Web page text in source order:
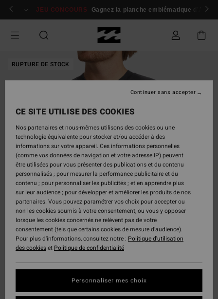
Passer
Se connecter / s'inscrire
JEU CONCOURS Gagnez la planche emblématique d'Andy
RUPTURE DE STOCK
CE SITE UTILISE DES COOKIES
Nos partenaires et nous-mêmes utilisons des cookies ou une
technologie équivalente pour stocker et/ou accéder à des
informations sur votre appareil. Ces informations personnelles
(comme vos données de navigation et votre adresse IP) peuvent
être utilisées pour vous présenter des publications et du contenu
personnalisés ; pour mesurer la performance publicitaire et du
contenu ; pour personnaliser les publicités ; et en apprendre plus
sur leur audience ; pour développer et améliorer les produits de nos
partenaires. Vous pouvez paramétrer vos choix pour accepter ou
non les cookies soumis à votre consentement, ou vous y opposer
lorsque les cookies concernés ne relèvent pas de votre
consentement (tels que certains cookies de mesure d’audience).
Pour plus d'informations, consultez notre : Politique d'utilisation
des cookieset Politique de confidentialité
Personnaliser mes choix
Continuer sans accepter